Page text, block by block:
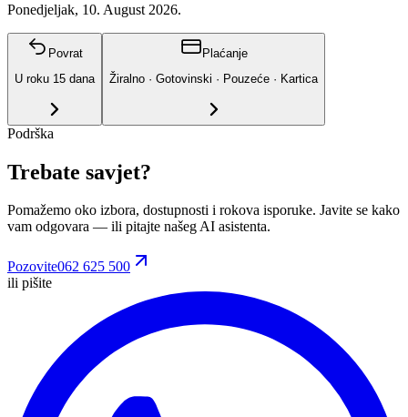
Ponedjeljak, 10. August 2026.
Povrat
U roku 15 dana
Plaćanje
Žiralno · Gotovinski · Pouzeće · Kartica
Podrška
Trebate savjet?
Pomažemo oko izbora, dostupnosti i rokova isporuke. Javite se kako
vam odgovara — ili pitajte našeg AI asistenta.
Pozovite062 625 500
ili pišite